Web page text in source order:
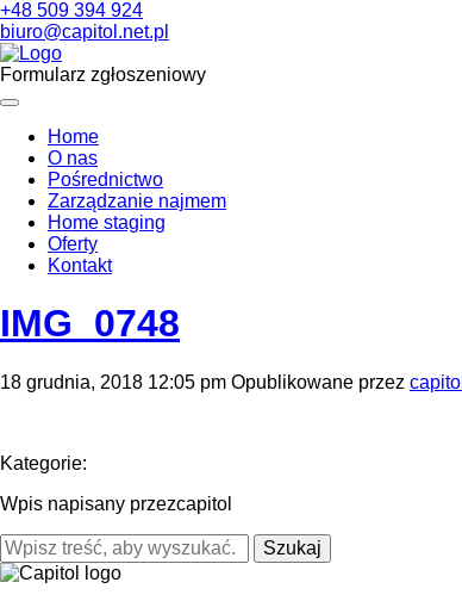
+48 509 394 924
biuro@capitol.net.pl
Formularz zgłoszeniowy
Home
O nas
Pośrednictwo
Zarządzanie najmem
Home staging
Oferty
Kontakt
IMG_0748
18 grudnia, 2018 12:05 pm Opublikowane przez capitol
Kategorie:
Wpis napisany przezcapitol
Szukaj